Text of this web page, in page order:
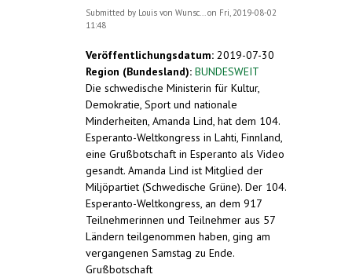
Submitted by Louis von Wunsc...on Fri, 2019-08-02
11:48
Veröffentlichungsdatum: 2019-07-30
Region (Bundesland): BUNDESWEIT
Die schwedische Ministerin für Kultur,
Demokratie, Sport und nationale
Minderheiten, Amanda Lind, hat dem 104.
Esperanto-Weltkongress in Lahti, Finnland,
eine Grußbotschaft in Esperanto als Video
gesandt. Amanda Lind ist Mitglied der
Miljöpartiet (Schwedische Grüne). Der 104.
Esperanto-Weltkongress, an dem 917
Teilnehmerinnen und Teilnehmer aus 57
Ländern teilgenommen haben, ging am
vergangenen Samstag zu Ende.
Grußbotschaft